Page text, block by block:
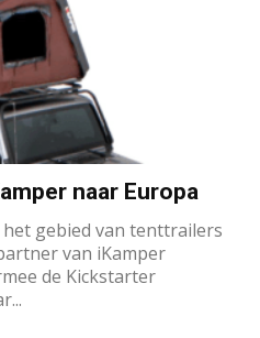
naar Europa
het gebied van tenttrailers
van iKamper
de Kickstarter